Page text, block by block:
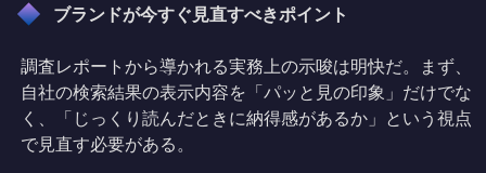
ブランドが今すぐ見直すべきポイント
調査レポートから導かれる実務上の示唆は明快だ。まず、
自社の検索結果の表示内容を「パッと見の印象」だけでな
く、「じっくり読んだときに納得感があるか」という視点
で見直す必要がある。